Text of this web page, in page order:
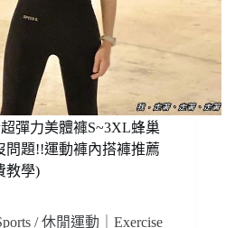
彈⼒美體褲S~3XL蜂巢
問題!!運動褲內搭褲推薦
教學)
/休閒運動｜Exercise